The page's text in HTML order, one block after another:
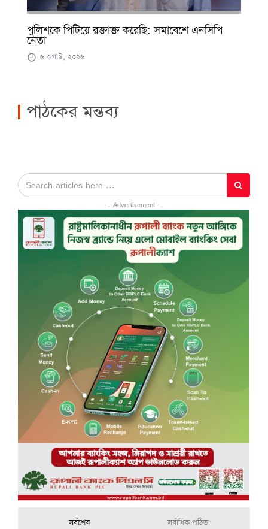
পুলিশকে পিটিয়ে রক্তাক্ত করেছি: সমাবেশে এনসিপি
নেতা
৬ অগাস্ট, ২০২৬
পাঠকের মন্তব্য
- Advertisement -
সর্বশেষ সর্বাধিক পঠিত